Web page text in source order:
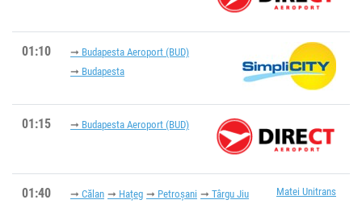
01:10
Budapesta Aeroport (BUD)
Budapesta
01:15 Budapesta Aeroport (BUD)
01:40 Matei Unitrans
Călan Hațeg Petroșani
Târgu Jiu